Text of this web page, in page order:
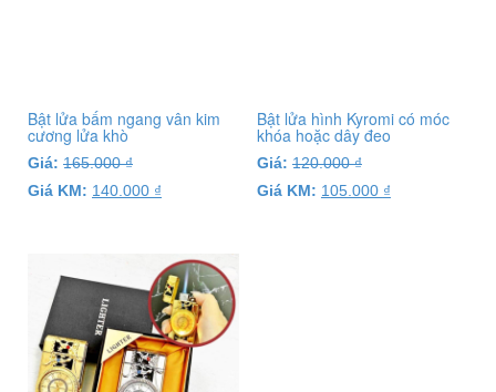
Bật lửa bấm ngang vân kim
cương lửa khò
Giá: 165.000₫
Giá KM: 140.000 ₫
Bật lửa hình Kyromi có móc
khóa hoặc dây đeo
Giá: 120.000₫
Giá KM: 105.000 ₫